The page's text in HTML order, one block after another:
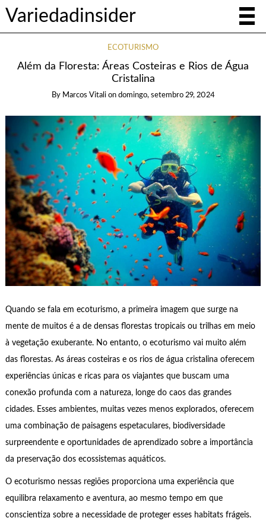
Variedadinsider
ECOTURISMO
Além da Floresta: Áreas Costeiras e Rios de Água
Cristalina
By Marcos Vitali on domingo, setembro 29, 2024
Quando se fala em ecoturismo, a primeira imagem que surge na
mente de muitos é a de densas florestas tropicais ou trilhas em meio
à vegetação exuberante. No entanto, o ecoturismo vai muito além
das florestas. As áreas costeiras e os rios de água cristalina oferecem
experiências únicas e ricas para os viajantes que buscam uma
conexão profunda com a natureza, longe do caos das grandes
cidades. Esses ambientes, muitas vezes menos explorados, oferecem
uma combinação de paisagens espetaculares, biodiversidade
surpreendente e oportunidades de aprendizado sobre a importância
da preservação dos ecossistemas aquáticos.
O ecoturismo nessas regiões proporciona uma experiência que
equilibra relaxamento e aventura, ao mesmo tempo em que
conscientiza sobre a necessidade de proteger esses habitats frágeis.